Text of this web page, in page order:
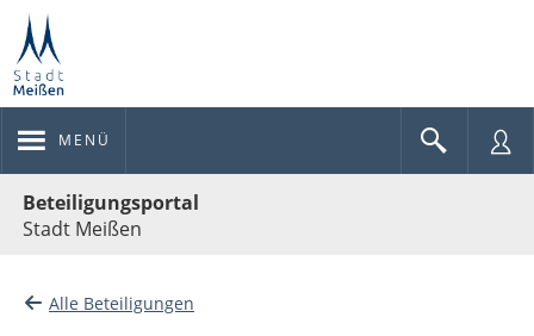
MENÜ
Beteiligungsportal
Stadt Meißen
Alle Beteiligungen